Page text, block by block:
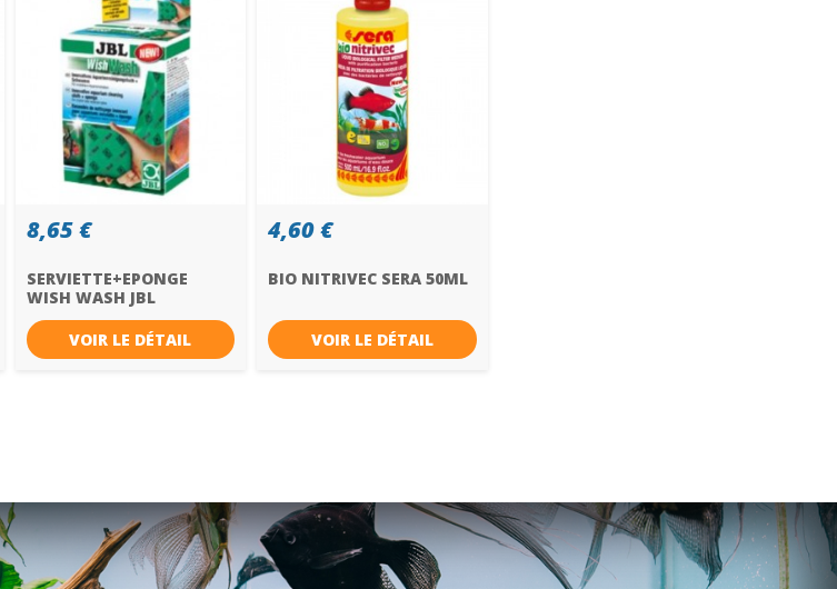
8,65 €
SERVIETTE+EPONGE
WISH WASH JBL
VOIR LE DÉTAIL
4,60 €
BIO NITRIVEC SERA 50ML
VOIR LE DÉTAIL